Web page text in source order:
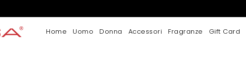
Home Uomo Donna Accessori Fragranze Gift Card